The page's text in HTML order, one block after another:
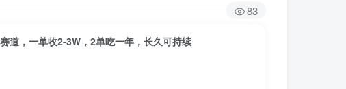
83
道，一单收2-3W，2单吃一年，长久可持续